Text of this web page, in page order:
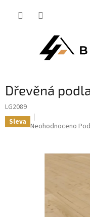
Dřevěná
LG2089
Sleva Průměrné
hvězdiček.
Neohodnoceno